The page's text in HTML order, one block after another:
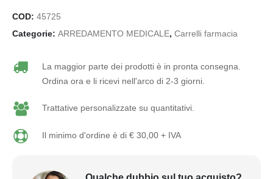
COD: 45725
Categorie: ARREDAMENTO MEDICALE, Carrelli farmacia
La maggior parte dei prodotti è in pronta consegna.
Ordina ora e li ricevi nell'arco di 2-3 giorni.
Trattative personalizzate su quantitativi.
Il minimo d'ordine è di € 30,00 + IVA